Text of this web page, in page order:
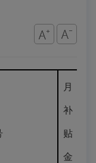
月
补
贴
金